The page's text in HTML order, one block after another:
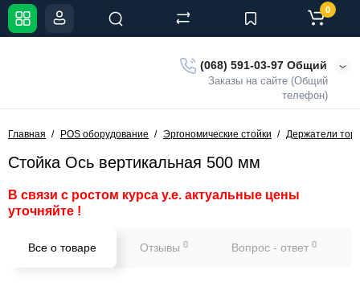
(068) 591-03-97 Общий
Заказы на сайте (Общий
телефон)
0
Главная POS оборудование Эргономические стойки Держатели
Стойка Ось вертикальная 500 мм
В связи с ростом курса у.е. актуальные цены
уточняйте !
Все о товаре Отзывы 0 Вопрос - ответ 0